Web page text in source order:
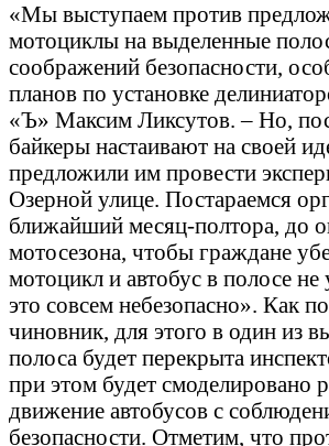
«Мы выступаем против
мотоциклы на выделенные
соображений безопасности,
планов по установке
«Ъ» Максим Ликсутов. – Но,
байкеры настаивают на своей
предложили им провести
Озерной улице. Постараемся
ближайший месяц-полтора, до
мотосезона, чтобы граждане
мотоцикл и автобус в полосе
это совсем небезопасно». Как
чиновник, для этого в один из
полоса будет перекрыта
при этом будет смоделировано
движение автобусов с
безопасности. Отметим, что